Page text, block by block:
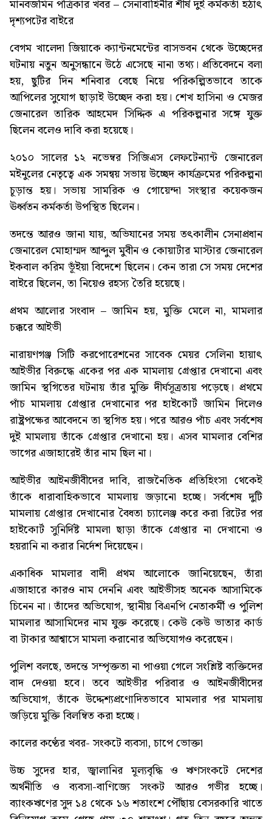
মানবজমিন পত্রিকার খবর – সেনাবাহিনীর শীর্ষ দুই কর্মকর্তা হঠাৎ
দৃশ্যপটের বাইরে
বেগম খালেদা জিয়াকে ক্যান্টনমেন্টের বাসভবন থেকে উচ্ছেদের
ঘটনায় নতুন অনুসন্ধানে উঠে এসেছে নানা তথ্য। প্রতিবেদনে বলা
হয়, ছুটির দিন শনিবার বেছে নিয়ে পরিকল্পিতভাবে তাকে
আপিলের সুযোগ ছাড়াই উচ্ছেদ করা হয়। শেখ হাসিনা ও মেজর
জেনারেল তারিক আহমেদ সিদ্দিক এ পরিকল্পনার সঙ্গে যুক্ত
ছিলেন বলেও দাবি করা হয়েছে।
২০১০ সালের ১২ নভেম্বর সিজিএস লেফটেন্যান্ট জেনারেল
মইনুলের নেতৃত্বে এক সমন্বয় সভায় উচ্ছেদ কার্যক্রমের পরিকল্পনা
চূড়ান্ত হয়। সভায় সামরিক ও গোয়েন্দা সংস্থার কয়েকজন
ঊর্ধ্বতন কর্মকর্তা উপস্থিত ছিলেন।
তদন্তে আরও জানা যায়, অভিযানের সময় তৎকালীন সেনাপ্রধান
জেনারেল মোহাম্মদ আব্দুল মুবীন ও কোয়ার্টার মাস্টার জেনারেল
ইকবাল করিম ভূঁইয়া বিদেশে ছিলেন। কেন তারা সে সময় দেশের
বাইরে ছিলেন, তা নিয়েও রহস্য তৈরি হয়েছে।
প্রথম আলোর সংবাদ –জামিন হয়, মুক্তি মেলে না, মামলার
চক্করে আইভী
নারায়ণগঞ্জ সিটি করপোরেশনের সাবেক মেয়র সেলিনা হায়াৎ
আইভীর বিরুদ্ধে একের পর এক মামলায় গ্রেপ্তার দেখানো এবং
জামিন স্থগিতের ঘটনায় তাঁর মুক্তি দীর্ঘসূত্রতায় পড়েছে। প্রথমে
পাঁচ মামলায় গ্রেপ্তার দেখানোর পর হাইকোর্ট জামিন দিলেও
রাষ্ট্রপক্ষের আবেদনে তা স্থগিত হয়। পরে আরও পাঁচ এবং সর্বশেষ
দুই মামলায় তাঁকে গ্রেপ্তার দেখানো হয়। এসব মামলার বেশির
ভাগের এজাহারেই তাঁর নাম ছিল না।
আইভীর আইনজীবীদের দাবি, রাজনৈতিক প্রতিহিংসা থেকেই
তাঁকে ধারাবাহিকভাবে মামলায় জড়ানো হচ্ছে। সর্বশেষ দুটি
মামলায় গ্রেপ্তার দেখানোর বৈধতা চ্যালেঞ্জ করে করা রিটের পর
হাইকোর্ট সুনির্দিষ্ট মামলা ছাড়া তাঁকে গ্রেপ্তার না দেখানো ও
হয়রানি না করার নির্দেশ দিয়েছেন।
একাধিক মামলার বাদী প্রথম আলোকে জানিয়েছেন, তাঁরা
এজাহারে কারও নাম দেননি এবং আইভীসহ অনেক আসামিকে
চিনেন না। তাঁদের অভিযোগ, স্থানীয় বিএনপি নেতাকর্মী ও পুলিশ
মামলার আসামিদের নাম যুক্ত করেছে। কেউ কেউ ভাতার কার্ড
বা টাকার আশ্বাসে মামলা করানোর অভিযোগও করেছেন।
পুলিশ বলছে, তদন্তে সম্পৃক্ততা না পাওয়া গেলে সংশ্লিষ্ট ব্যক্তিদের
বাদ দেওয়া হবে। তবে আইভীর পরিবার ও আইনজীবীদের
অভিযোগ, তাঁকে উদ্দেশ্যপ্রণোদিতভাবে মামলার পর মামলায়
জড়িয়ে মুক্তি বিলম্বিত করা হচ্ছে।
কালের কণ্ঠের খবর-সংকটে ব্যবসা, চাপে ভোক্তা
উচ্চ সুদের হার, জ্বালানির মূল্যবৃদ্ধি ও ঋণসংকটে দেশের
অর্থনীতি ও ব্যবসা-বাণিজ্যে সংকট আরও গভীর হচ্ছে।
ব্যাংকঋণের সুদ ১৪ থেকে ১৬ শতাংশে পৌঁছায় বেসরকারি খাতে